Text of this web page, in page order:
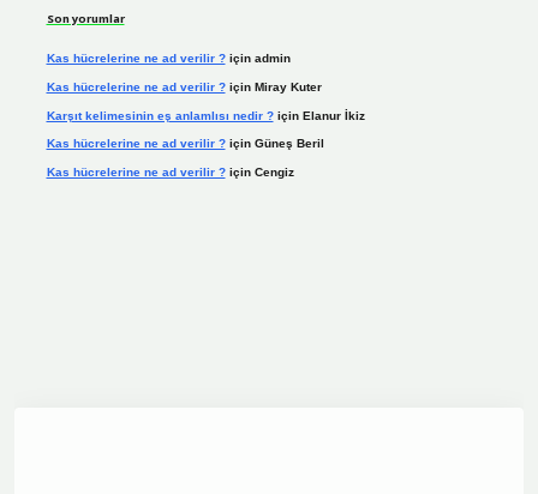
Son yorumlar
Kas hücrelerine ne ad verilir ?için admin
Kas hücrelerine ne ad verilir ?için Miray Kuter
Karşıt kelimesinin eş anlamlısı nedir ?için Elanur İkiz
Kas hücrelerine ne ad verilir ?için Güneş Beril
Kas hücrelerine ne ad verilir ?için Cengiz